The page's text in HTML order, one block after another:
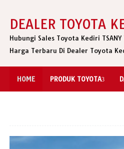
content
DEALER TOYOTA
Hubungi Sales Toyota Kediri
Harga Terbaru Di Dealer Toyota
HOME PRODUK TOYOTA